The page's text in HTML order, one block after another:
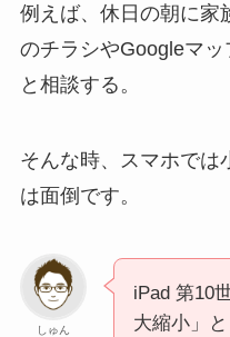
例えば、休日の朝に家
のチラシやGoogleマッ
と相談する。
そんな時、スマホでは
は面倒です。
しゅん
iPad 第10
大縮小」